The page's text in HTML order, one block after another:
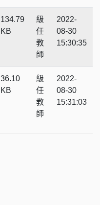
134.79
KB
級
任
教
師
2022-
08-30
15:30:35
36.10
KB
級
任
教
師
2022-
08-30
15:31:03